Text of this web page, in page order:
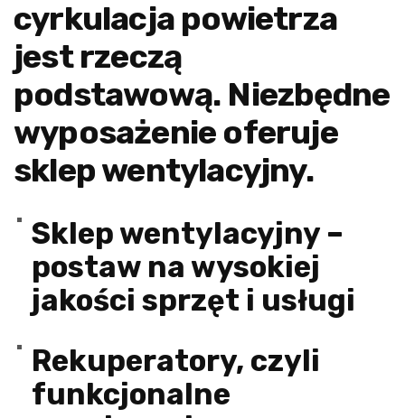
cyrkulacja powietrza
jest rzeczą
podstawową. Niezbędne
wyposażenie oferuje
sklep wentylacyjny.
Sklep wentylacyjny –
postaw na wysokiej
jakości sprzęt i usługi
Rekuperatory, czyli
funkcjonalne